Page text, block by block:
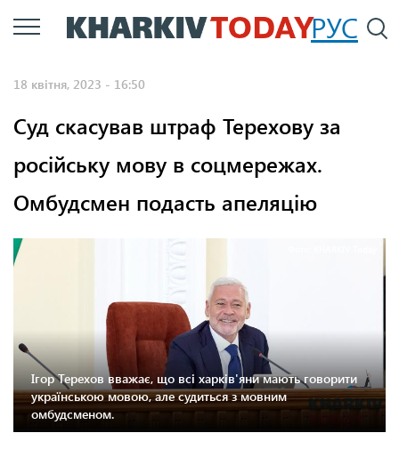
Перейти
до
РУС
18 квітня, 2023 - 16:50
Суд скасував штраф Терехову за
російську мову в соцмережах.
Омбудсмен подасть апеляцію
Ігор Терехов вважає, що всі харків'яни мають говорити
українською мовою, але судиться з мовним
омбудсменом.